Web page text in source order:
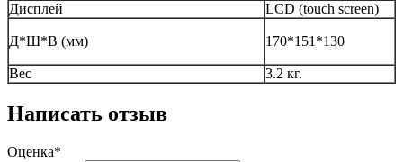
Дисплей
LCD (touch screen)
Д*Ш*В (мм) 170*151*130
Вес 3.2 кг.
Написать отзыв
Оценка*